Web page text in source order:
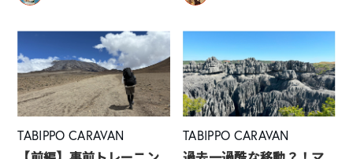
TABIPPO CARAVAN
TABIPPO CARAVAN